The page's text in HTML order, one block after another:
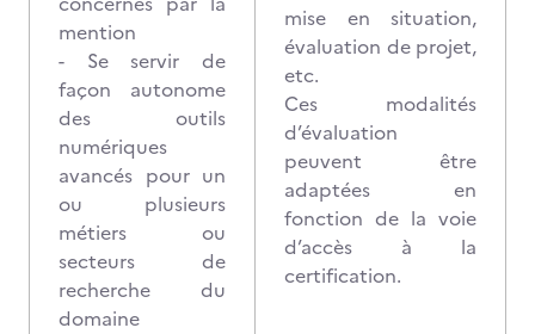
mention
- Se servir de
façon autonome
des outils
numériques
avancés pour un
ou plusieurs
métiers ou
secteurs de
recherche du
domaine
mise en situation,
évaluation de projet,
etc.
Ces modalités
d’évaluation
peuvent être
adaptées en
fonction de la voie
d’accès à la
certification.